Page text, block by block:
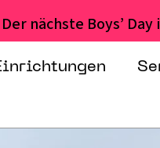
Der nächste Boys’